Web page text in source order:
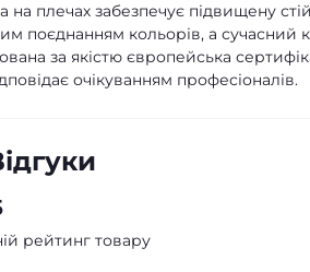
на плечах забезпечує підвищену
поєднанням кольорів, а сучасний
за якістю європейська
очікуванням професіоналів.
рейтинг товару